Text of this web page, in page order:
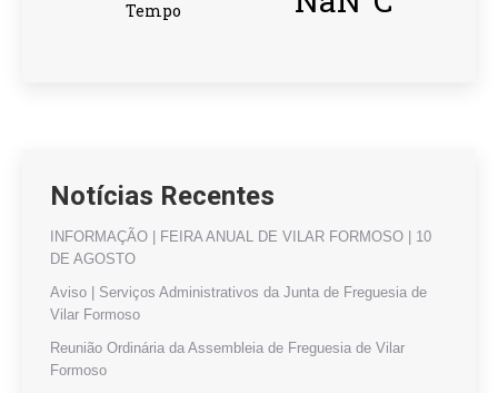
Notícias Recentes
INFORMAÇÃO | FEIRA ANUAL DE VILAR FORMOSO | 10
DE AGOSTO
Aviso | Serviços Administrativos da Junta de Freguesia de
Vilar Formoso
Reunião Ordinária da Assembleia de Freguesia de Vilar
Formoso